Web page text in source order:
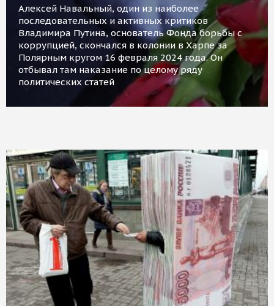
Алексей Навальный, один из наиболее
последовательных и активных критиков
Владимира Путина, основатель Фонда борьбы с
коррупцией, скончался в колонии в Харпе за
Полярным кругом 16 февраля 2024 года. Он
отбывал там наказание по целому ряду
политических статей